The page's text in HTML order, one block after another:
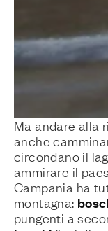
Ma andare alla
anche
circondano il
ammirare il
Campania ha
montagna:
pungenti a